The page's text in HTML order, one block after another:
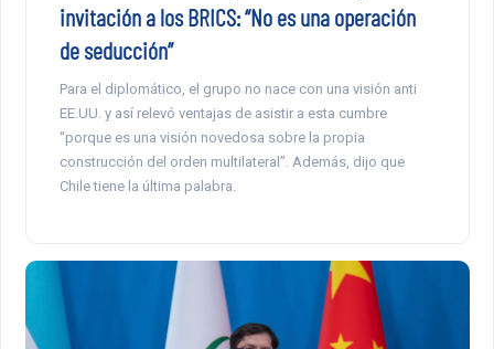
invitación a los BRICS: “No es una operación
de seducción”
Para el diplomático, el grupo no nace con una visión anti
EE.UU. y así relevó ventajas de asistir a esta cumbre
“porque es una visión novedosa sobre la propia
construcción del orden multilateral”. Además, dijo que
Chile tiene la última palabra.